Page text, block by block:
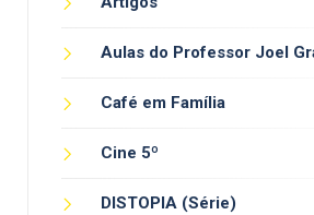
Aulas do Professor Joel
Café em Família
Cine 5º
DISTOPIA (Série)